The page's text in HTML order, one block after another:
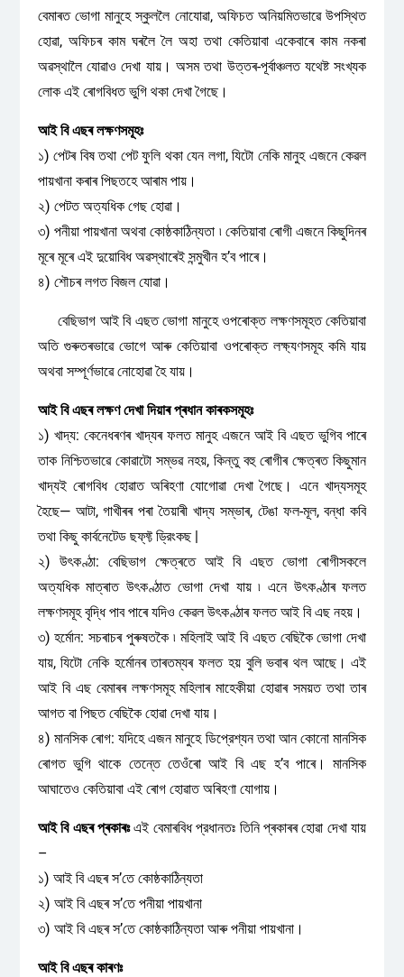
বেমাৰত ভোগা মানুহে স্কুললৈ নোযোৱা, অফিচত অনিয়মিতভাৱে উপস্থিত
হোৱা, অফিচৰ কাম ঘৰলৈ লৈ অহা তথা কেতিয়াবা একেবাৰে কাম নকৰা
অৱস্থালৈ যোৱাও দেখা যায়। অসম তথা উত্তৰ-পূৰ্বাঞ্চলত যথেষ্ট সংখ্যক
লোক এই ৰোগবিধত ভুগি থকা দেখা গৈছে।
আই বি এছৰ লক্ষণসমূহঃ
১) পেটৰ বিষ তথা পেট ফুলি থকা যেন লগা, যিটো নেকি মানুহ এজনে কেৱল
পায়খানা কৰাৰ পিছতহে আৰাম পায়।
২) পেটত অত্যধিক গেছ হোৱা।
৩) পনীয়া পায়খানা অথবা কোষ্ঠকাঠিন্যতা ৷ কেতিয়াবা ৰোগী এজনে কিছুদিনৰ
মূৰে মূৰে এই দুয়োবিধ অৱস্থাৰেই সন্মুখীন হ’ব পাৰে।
৪) শৌচৰ লগত বিজল যোৱা।
বেছিভাগ আই বি এছত ভোগা মানুহে ওপৰোক্ত লক্ষণসমূহত কেতিয়াবা
অতি গুৰুতৰভাৱে ভোগে আৰু কেতিয়াবা ওপৰোক্ত লক্ষ্যণসমূহ কমি যায়
অথবা সম্পূর্ণভাৱে নোহোৱা হৈ যায়।
আই বি এছৰ লক্ষণ দেখা দিয়াৰ প্ৰধান কাৰকসমূহঃ
১) খাদ্য: কেনেধৰণৰ খাদ্যৰ ফলত মানুহ এজনে আই বি এছত ভুগিব পাৰে
তাক নিশ্চিতভাৱে কোৱাটো সম্ভৱ নহয়, কিন্তু বহু ৰোগীৰ ক্ষেত্ৰত কিছুমান
খাদ্যই ৰোগবিধ হোৱাত অৰিহণা যোগোৱা দেখা গৈছে। এনে খাদ্যসমূহ
হৈছে— আটা, গাখীৰৰ পৰা তৈয়াৰী খাদ্য সম্ভাৰ, টেঙা ফল-মূল, বন্ধা কবি
তথা কিছু কার্বনেটেড ছফ্‌ফ্ট ড্রিংকছ |
২) উৎকণ্ঠা: বেছিভাগ ক্ষেত্ৰতে আই বি এছত ভোগা ৰোগীসকলে
অত্যধিক মাত্ৰাত উৎকণ্ঠাত ভোগা দেখা যায় ৷ এনে উৎকণ্ঠাৰ ফলত
লক্ষণসমূহ বৃদ্ধি পাব পাৰে যদিও কেৱল উৎকণ্ঠাৰ ফলত আই বি এছ নহয়।
৩) হর্মোন: সচৰাচৰ পুৰুষতকৈ ৷ মহিলাই আই বি এছত বেছিকৈ ভোগা দেখা
যায়, যিটো নেকি হৰ্মোনৰ তাৰতম্যৰ ফলত হয় বুলি ভবাৰ থল আছে। এই
আই বি এছ বেমাৰৰ লক্ষণসমূহ মহিলাৰ মাহেকীয়া হোৱাৰ সময়ত তথা তাৰ
আগত বা পিছত বেছিকৈ হোৱা দেখা যায়।
৪) মানসিক ৰোগ: যদিহে এজন মানুহে ডিপ্রেশ্যন তথা আন কোনো মানসিক
ৰোগত ভুগি থাকে তেন্তে তেওঁৰো আই বি এছ হ’ব পাৰে। মানসিক
আঘাতেও কেতিয়াবা এই ৰোগ হোৱাত অৰিহণা যোগায়।
আই বি এছৰ প্ৰকাৰঃএই বেমাৰবিধ প্রধানতঃ তিনি প্ৰকাৰৰ হোৱা দেখা যায়
–
১) আই বি এছৰ স’তে কোষ্ঠকাঠিন্যতা
২) আই বি এছৰ স’তে পনীয়া পায়খানা
৩) আই বি এছৰ স’তে কোষ্ঠকাঠিন্যতা আৰু পনীয়া পায়খানা।
আই বি এছৰ কাৰণঃ